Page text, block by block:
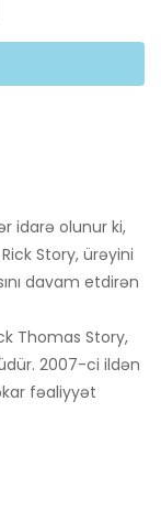
idarə olunur ki,
Story, ürəyini
davam etdirən
Thomas Story,
2007-ci ildən
fəaliyyət